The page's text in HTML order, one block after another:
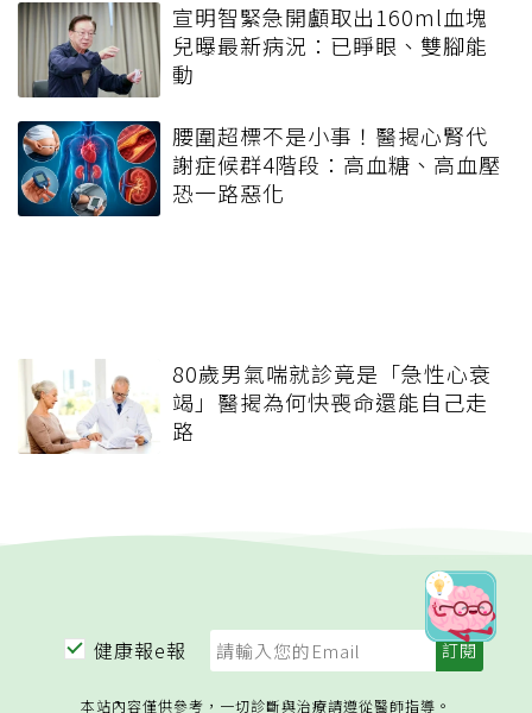
宣明智緊急開顱取出160ml血塊
兒曝最新病況：已睜眼、雙腳能
動
腰圍超標不是小事！醫揭心腎代
謝症候群4階段：高血糖、高血壓
恐一路惡化
80歲男氣喘就診竟是「急性心衰
竭」醫揭為何快喪命還能自己走
路
健康報e報
本站內容僅供參考，一切診斷與治療請遵從醫師指導。